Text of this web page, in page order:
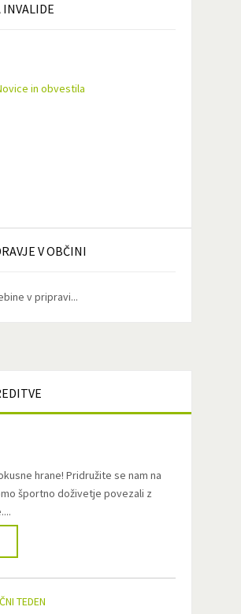
INVALIDE
in obvestila
V OBČINI
v pripravi...
hrane! Pridružite se nam na
športno doživetje povezali z
TEDEN